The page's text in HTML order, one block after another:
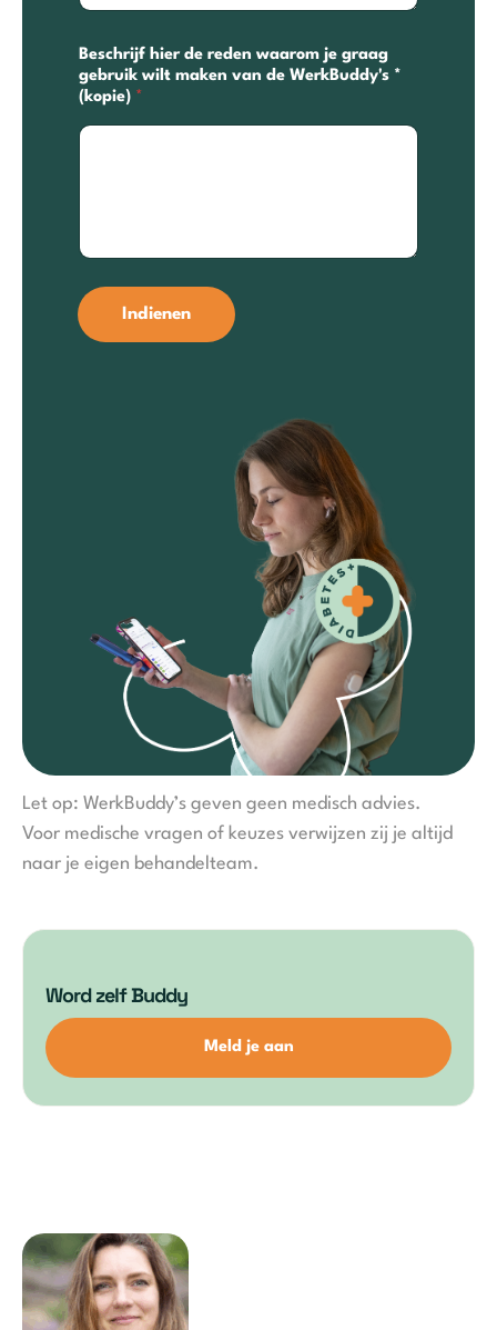
Beschrijf hier de reden waarom je graag
gebruik wilt maken van de WerkBuddy's *
(kopie) *
Indienen
Let op: WerkBuddy’s geven geen medisch advies.
Voor medische vragen of keuzes verwijzen zij je altijd
naar je eigen behandelteam.
Word zelf Buddy
Meld je aan